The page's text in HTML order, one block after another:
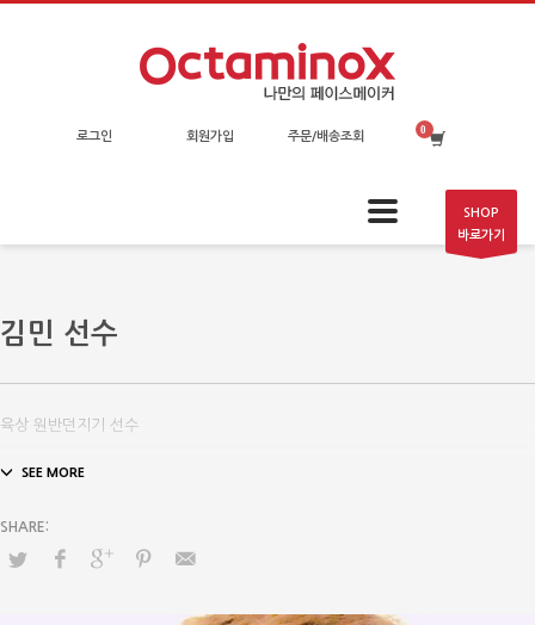
로그인 회원가입 주문/배송조회
SHOP
바로가기
김민 선수
육상 원반던지기 선수